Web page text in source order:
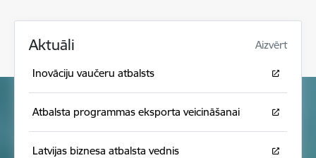
Aktuāli Aizvērt
Inovāciju vaučeru atbalsts
Atbalsta programmas eksporta veicināšanai
Latvijas biznesa atbalsta vednis